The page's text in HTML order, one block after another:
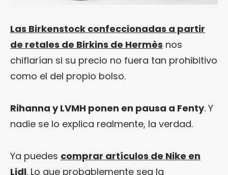
Las Birkenstock confeccionadas a partir
de retales de Birkins de Hermès nos
chiflarían si su precio no fuera tan prohibitivo
como el del propio bolso.
Rihanna y LVMH ponen en pausa a Fenty. Y
nadie se lo explica realmente, la verdad.
Ya puedes comprar artículos de Nike en
Lidl. Lo que probablemente sea la